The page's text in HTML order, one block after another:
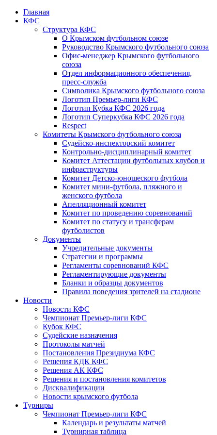
Главная
КФС
Структура КФС
О Крымском футбольном союзе
Руководство Крымского футбольного союза
Офис-менеджер Крымского футбольного
союза
Отдел информационного обеспечения,
пресс-служба
Символика Крымского футбольного союза
Логотип Премьер-лиги КФС
Логотип Кубка КФС 2026 года
Логотип Суперкубка КФС 2026 года
Respect
Комитеты Крымского футбольного союза
Судейско-инспекторский комитет
Контрольно-дисциплинарный комитет
Комитет Аттестации футбольных клубов и
инфраструктуры
Комитет Детско-юношеского футбола
Комитет мини-футбола, пляжного и
женского футбола
Апелляционный комитет
Комитет по проведению соревнований
Комитет по статусу и трансферам
футболистов
Документы
Учредительные документы
Стратегии и программы
Регламенты соревнований КФС
Регламентирующие документы
Бланки и образцы документов
Правила поведения зрителей на стадионе
Новости
Новости КФС
Чемпионат Премьер-лиги КФС
Кубок КФС
Судейские назначения
Протоколы матчей
Постановления Президиума КФС
Решения КДК КФС
Решения АК КФС
Решения и постановления комитетов
Дисквалификации
Новости крымского футбола
Турниры
Чемпионат Премьер-лиги КФС
Календарь и результаты матчей
Турнирная таблица